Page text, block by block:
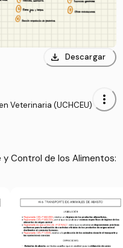
download Descargar
Veterinaria (UCHCEU) more_vert
y Control de los Alimentos: